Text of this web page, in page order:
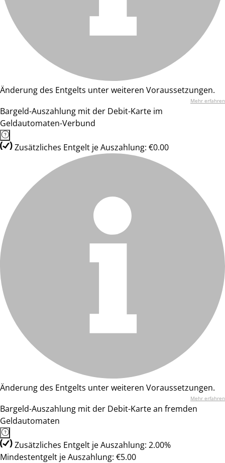
Änderung des Entgelts unter weiteren Voraussetzungen.
Mehr erfahren
Bargeld-Auszahlung mit der Debit-Karte im
Geldautomaten-Verbund
Zusätzliches Entgelt je Auszahlung: €0.00
Änderung des Entgelts unter weiteren Voraussetzungen.
Mehr erfahren
Bargeld-Auszahlung mit der Debit-Karte an fremden
Geldautomaten
Zusätzliches Entgelt je Auszahlung: 2.00%
Mindestentgelt je Auszahlung: €5.00